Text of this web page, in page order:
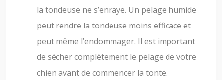
la tondeuse ne s’enraye. Un pelage humide
peut rendre la tondeuse moins efficace et
peut même l’endommager. Il est important
de sécher complètement le pelage de votre
chien avant de commencer la tonte.